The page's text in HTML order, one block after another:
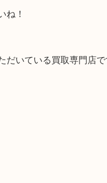
ね！
いている買取専門店で